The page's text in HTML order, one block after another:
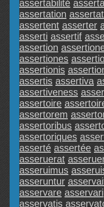
assertabilité
assertation
assertent asserter
asserti assertif
assertion
assertiones
assertionis
assertis assertiva
assertiveness
assertoire
assertorem
assertoribus
assertoriques
asserté assertée
asseruerat
asseruimus
asseruntur
asservare asservari
asservatis